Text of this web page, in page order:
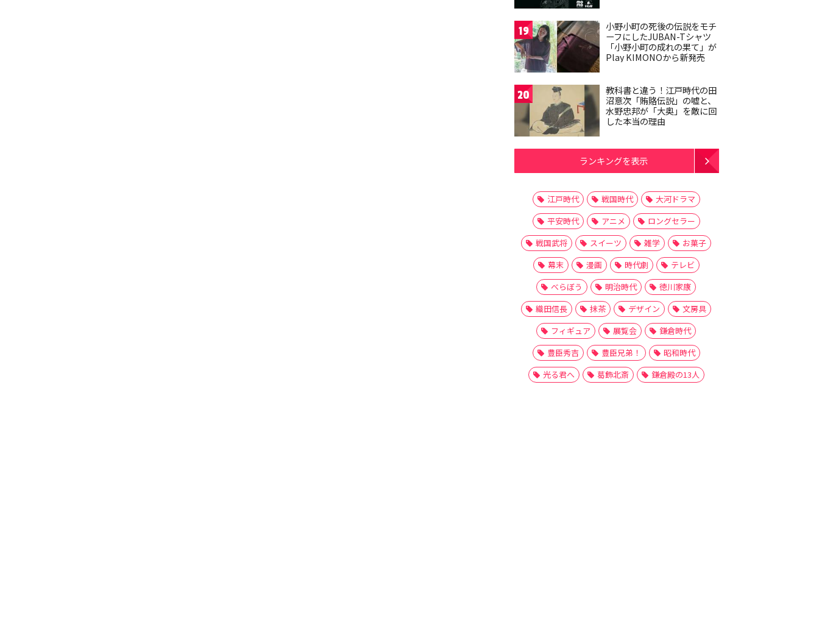
19
小野小町の死後の伝説をモチ
ーフにしたJUBAN-Tシャツ
「小野小町の成れの果て」が
Play KIMONOから新発売
20
教科書と違う！江戸時代の田
沼意次「賄賂伝説」の嘘と、
水野忠邦が「大奥」を敵に回
した本当の理由
ランキングを表示
江戸時代 戦国時代
大河ドラマ
平安時代
アニメ
ロングセラー
戦国武将
スイーツ 雑学
お菓子
幕末
漫画 時代劇
テレビ
べらぼう
明治時代
徳川家康
織田信長
抹茶 デザイン
文房具
フィギュア
展覧会
鎌倉時代
豊臣秀吉
豊臣兄弟！
昭和時代
光る君へ
葛飾北斎 鎌倉殿の13人